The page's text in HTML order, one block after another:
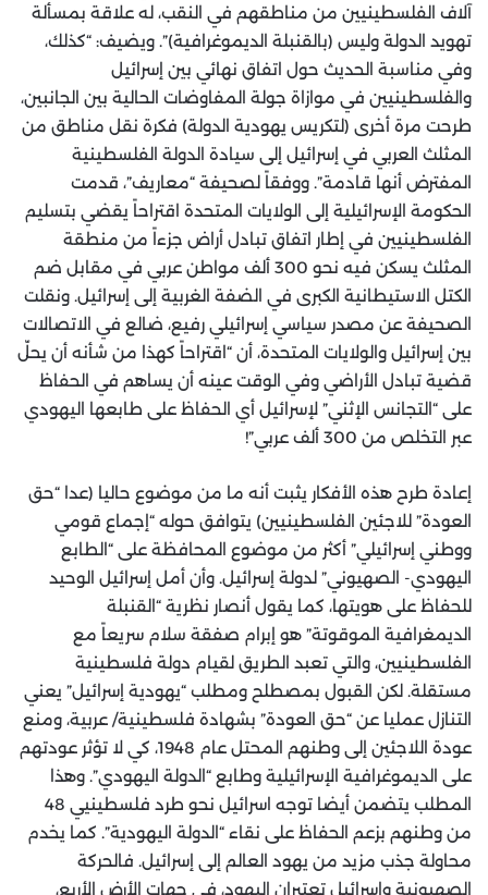
آلاف الفلسطينيين من مناطقهم في النقب، له علاقة بمسألة
تهويد الدولة وليس (بالقنبلة الديموغرافية)”. ويضيف: “كذلك،
وفي مناسبة الحديث حول اتفاق نهائي بين إسرائيل
والفلسطينيين في موازاة جولة المفاوضات الحالية بين الجانبين،
طرحت مرة أخرى (لتكريس يهودية الدولة) فكرة نقل مناطق من
المثلث العربي في إسرائيل إلى سيادة الدولة الفلسطينية
المفترض أنها قادمة”. ووفقاً لصحيفة “معاريف”، قدمت
الحكومة الإسرائيلية إلى الولايات المتحدة اقتراحاً يقضي بتسليم
الفلسطينيين في إطار اتفاق تبادل أراض جزءاً من منطقة
المثلث يسكن فيه نحو 300 ألف مواطن عربي في مقابل ضم
الكتل الاستيطانية الكبرى في الضفة الغربية إلى إسرائيل. ونقلت
الصحيفة عن مصدر سياسي إسرائيلي رفيع، ضالع في الاتصالات
بين إسرائيل والولايات المتحدة، أن “اقتراحاً كهذا من شأنه أن يحلّ
قضية تبادل الأراضي وفي الوقت عينه أن يساهم في الحفاظ
على “التجانس الإثني” لإسرائيل أي الحفاظ على طابعها اليهودي
عبر التخلص من 300 ألف عربي”!
إعادة طرح هذه الأفكار يثبت أنه ما من موضوع حاليا (عدا “حق
العودة” للاجئين الفلسطينيين) يتوافق حوله “إجماع قومي
ووطني إسرائيلي” أكثر من موضوع المحافظة على “الطابع
اليهودي- الصهيوني” لدولة إسرائيل. وأن أمل إسرائيل الوحيد
للحفاظ على هويتها، كما يقول أنصار نظرية “القنبلة
الديمغرافية الموقوتة” هو إبرام صفقة سلام سريعاً مع
الفلسطينيين، والتي تعبد الطريق لقيام دولة فلسطينية
مستقلة. لكن القبول بمصطلح ومطلب “يهودية إسرائيل” يعني
التنازل عمليا عن “حق العودة” بشهادة فلسطينية/ عربية‏،‏ ومنع
عودة اللاجئين إلى وطنهم المحتل عام ‏1948‏‏،‏ كي لا تؤثر عودتهم
على الديموغرافية الإسرائيلية وطابع “الدولة اليهودي”. وهذا
المطلب يتضمن أيضا توجه اسرائيل نحو طرد فلسطينيي 48
من وطنهم بزعم الحفاظ على نقاء “الدولة اليهودية”‏.‏ كما يخدم
محاولة جذب مزيد من يهود العالم إلى إسرائيل. فالحركة
الصهيونية وإسرائيل تعتبران اليهود، في جهات الأرض الأربع،